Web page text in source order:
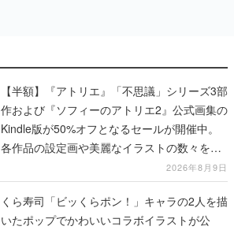
【半額】『アトリエ』「不思議」シリーズ3部
作および『ソフィーのアトリエ2』公式画集の
Kindle版が50%オフとなるセールが開催中。
各作品の設定画や美麗なイラストの数々をふ
2026年8月9日
くら寿司「ビッくらポン！」キャラの2人を描
いたポップでかわいいコラボイラストが公